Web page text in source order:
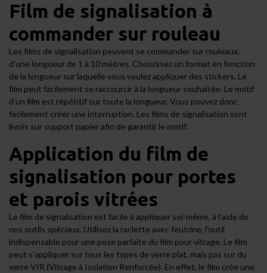
Film de signalisation à
commander sur rouleau
Les films de signalisation peuvent se commander sur rouleaux,
d'une longueur de 1 à 10 mètres. Choisissez un format en fonction
de la longueur sur laquelle vous voulez appliquer des stickers. Le
film peut facilement se raccourcir à la longueur souhaitée. Le motif
d’un film est répétitif sur toute la longueur. Vous pouvez donc
facilement créer une interruption. Les films de signalisation sont
livrés sur support papier afin de garantir le motif.
Application du film de
signalisation pour portes
et parois vitrées
Le film de signalisation est facile à appliquer soi-même, à l’aide de
nos outils spéciaux. Utilisez la raclette avec feutrine, l’outil
indispensable pour une pose parfaite du film pour vitrage. Le film
peut s’appliquer sur tous les types de verre plat, mais pas sur du
verre VIR (Vitrage à Isolation Renforcée). En effet, le film crée une